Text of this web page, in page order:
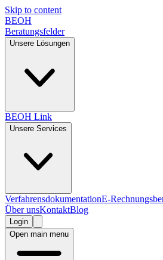
Skip to content
BEOH
Beratungsfelder
Unsere Lösungen
BEOH Link
Unsere Services
VerfahrensdokumentationE-
Über unsKontaktBlog
Login
Open main menu